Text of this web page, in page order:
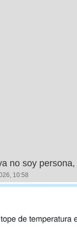
no soy
10:58